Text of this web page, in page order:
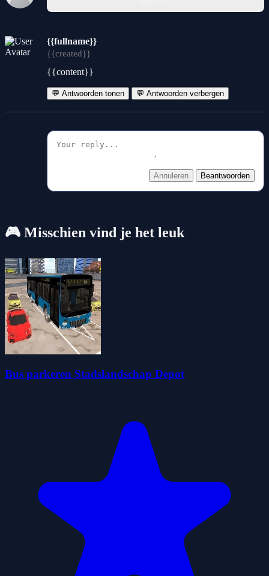
{{fullname}}
{{created}}
{{content}}
💬 Antwoorden tonen 💬 Antwoorden verbergen
Annuleren Beantwoorden
🎮 Misschien vind je het leuk
Bus parkeren Stadslandschap Depot